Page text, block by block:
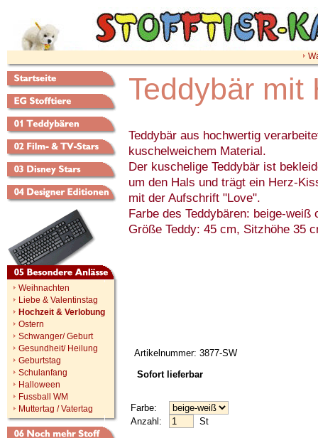
Weihnachten
Liebe & Valentinstag
Hochzeit & Verlobung
Ostern
Schwanger/ Geburt
Gesundheit/ Heilung
Geburtstag
Schulanfang
Halloween
Fussball WM
Muttertag / Vatertag
Teddybär mit
Teddybär aus hochwertig
kuschelweichem Material.
Der kuschelige Teddybär ist
um den Hals und trägt ein Herz-
mit der Aufschrift "Love".
Farbe des Teddybären: beige-weiß
Größe Teddy: 45 cm, Sitzhöhe 35
Artikelnummer: 3877-SW
Sofort lieferbar
Farbe:
Anzahl:
St